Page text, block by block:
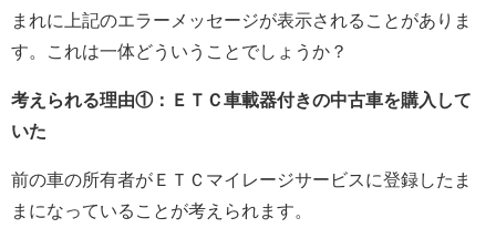
まれに上記のエラーメッセージが表示されることがありま
す。これは一体どういうことでしょうか？
考えられる理由①：ＥＴＣ車載器付きの中古車を購入して
いた
前の車の所有者がＥＴＣマイレージサービスに登録したま
まになっていることが考えられます。